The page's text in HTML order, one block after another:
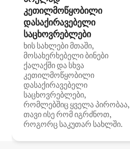
კეთილმოწყობილი
დასაქირავებელი
საცხოვრებლები
ხის სახლები მთაში,
მოსახერხებელი ბინები
ქალაქში და სხვა
კეთილმოწყობილი
დასაქირავებელი
საცხოვრებლები,
რომლებშიც ყველა პირობაა,
თავი ისე რომ იგრძნოთ,
როგორც საკუთარ სახლში.